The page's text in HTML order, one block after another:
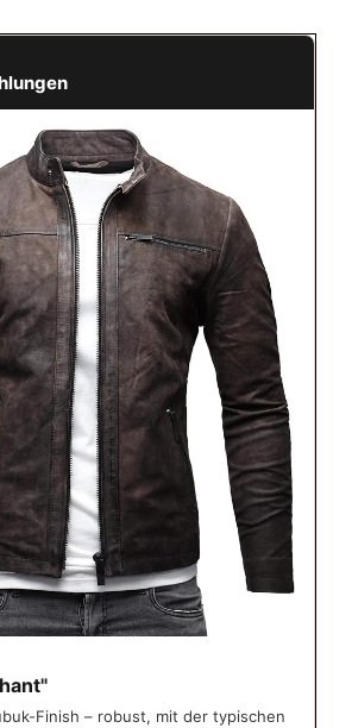
Finish – robust, mit der typischen